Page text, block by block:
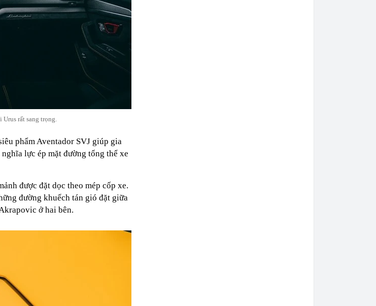
rất sang trọng.
phẩm Aventador SVJ giúp gia
lực ép mặt đường tổng thể xe
được đặt dọc theo mép cốp xe.
đường khuếch tán gió đặt giữa
ở hai bên.